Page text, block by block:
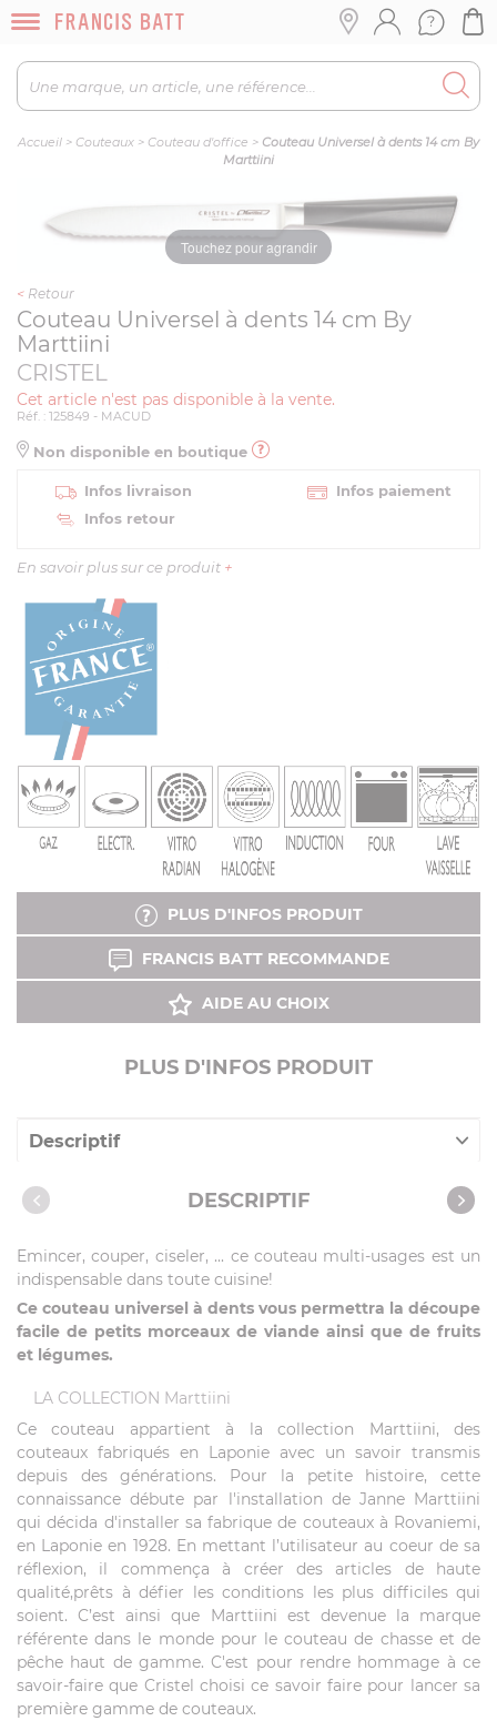
Accueil > Couteaux > Couteau d'office > Couteau Universel à dents 14 cm By
Marttiini
Touchez pour agrandir
< Retour
Couteau Universel à dents 14 cm By
Marttiini
CRISTEL
Cet article n'est pas disponible à la vente.
Réf. : 125849 - MACUD
Non disponible en boutique
Infos livraison
Infos paiement
Infos retour
En savoir plus sur ce produit +
PLUS D'INFOS PRODUIT
FRANCIS BATT RECOMMANDE
AIDE AU CHOIX
PLUS D'INFOS PRODUIT
Descriptif
Caractéristiques DESCRIPTIF
Emincer, couper, ciseler, ... ce couteau multi-usages est un
indispensable dans toute cuisine!
Ce couteau universel à dents vous permettra la découpe
facile de petits morceaux de viande ainsi que de fruits
et légumes.
LA COLLECTION Marttiini
Ce couteau appartient à la collection Marttiini, des
couteaux fabriqués en Laponie avec un savoir transmis
depuis des générations. Pour la petite histoire, cette
connaissance débute par l'installation de Janne Marttiini
qui décida d'installer sa fabrique de couteaux à Rovaniemi,
en Laponie en 1928. En mettant l’utilisateur au coeur de sa
réflexion, il commença à créer des articles de haute
qualité,prêts à défier les conditions les plus difficiles qui
soient. C’est ainsi que Marttiini est devenue la marque
référente dans le monde pour le couteau de chasse et de
pêche haut de gamme. C'est pour rendre hommage à ce
savoir-faire que Cristel choisi ce savoir faire pour lancer sa
première gamme de couteaux.